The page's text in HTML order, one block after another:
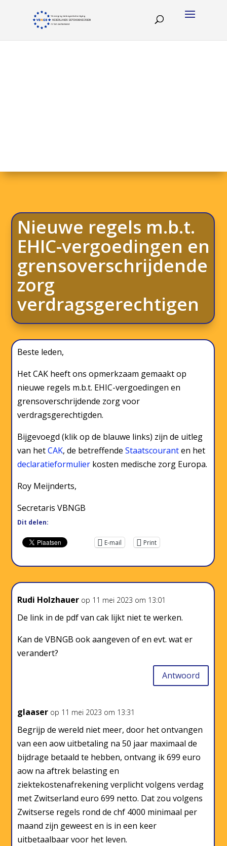
Nieuwe regels m.b.t.
EHIC-vergoedingen en
grensoverschrijdende
zorg
verdragsgerechtigen
Beste leden,
Het CAK heeft ons opmerkzaam gemaakt op
nieuwe regels m.b.t. EHIC-vergoedingen en
grensoverschrijdende zorg voor
verdragsgerechtigden.
Bijgevoegd (klik op de blauwe links) zijn de uitleg
van hetCAK, de betreffendeStaatscouranten het
declaratieformulier kosten medische zorg Europa.
Roy Meijnderts,
Secretaris VBNGB
Dit delen:
E-mail Print
Rudi Holzhauer op 11 mei 2023 om 13:01
De link in de pdf van cak lijkt niet te werken.
Kan de VBNGB ook aangeven of en evt. wat er
verandert?
Antwoord
glaaser op 11 mei 2023 om 13:31
Begrijp de wereld niet meer, door het ontvangen
van een aow uitbetaling na 50 jaar maximaal de
bijdrage betaald te hebben, ontvang ik 699 euro
aow na aftrek belasting en
ziektekostenafrekening verplicht volgens verdag
met Zwitserland euro 699 netto. Dat zou volgens
Zwitserse regels rond de chf 4000 minimaal per
maand zijn geweest en is in een keer
uitbetaalbaar voor het leven.